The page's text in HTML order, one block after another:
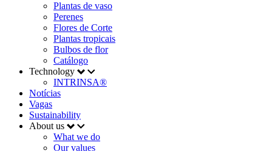
Plantas de vaso
Perenes
Flores de Corte
Plantas tropicais
Bulbos de flor
Catálogo
Technology
INTRINSA®
Notícias
Vagas
Sustainability
About us
What we do
Our values